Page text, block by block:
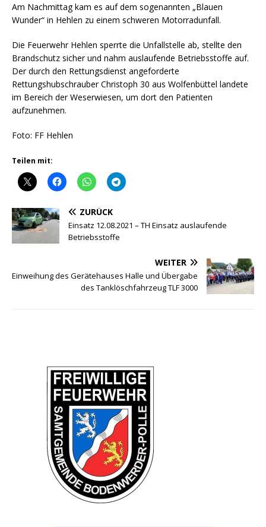
Am Nachmittag kam es auf dem sogenannten „Blauen
Wunder“ in Hehlen zu einem schweren Motorradunfall.
Die Feuerwehr Hehlen sperrte die Unfallstelle ab, stellte den
Brandschutz sicher und nahm auslaufende Betriebsstoffe auf.
Der durch den Rettungsdienst angeforderte
Rettungshubschrauber Christoph 30 aus Wolfenbüttel landete
im Bereich der Weserwiesen, um dort den Patienten
aufzunehmen.
Foto: FF Hehlen
Teilen mit:
ZURÜCK
Einsatz 12.08.2021 – TH Einsatz auslaufende
Betriebsstoffe
WEITER
Einweihung des Gerätehauses Halle und Übergabe
des Tanklöschfahrzeug TLF 3000